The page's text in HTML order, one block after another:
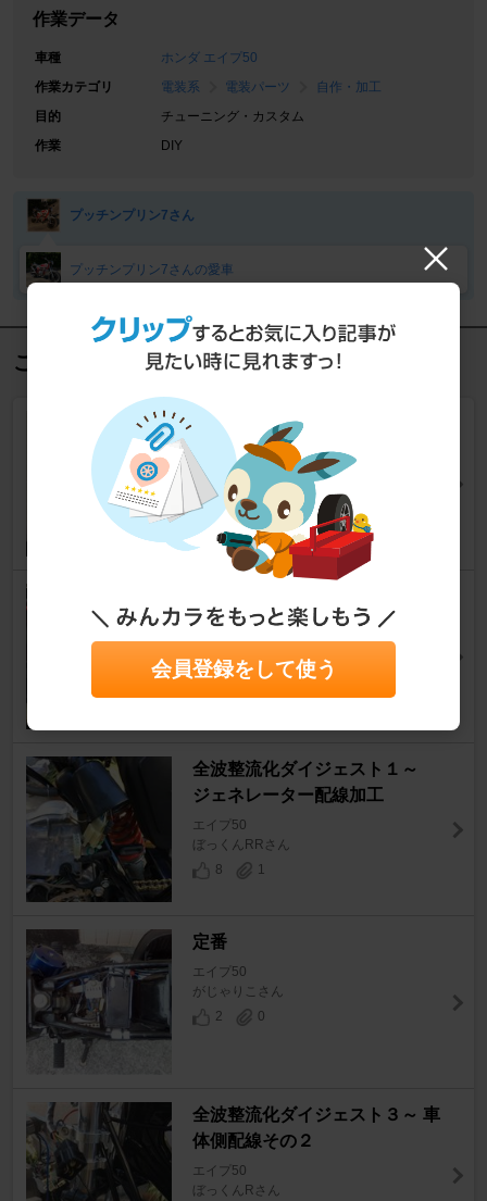
作業データ
車種
ホンダ エイプ50
作業カテゴリ
電装系 電装パーツ
自作・加工
目的
チューニング・カスタム
作業
DIY
プッチンプリン7さん
プッチンプリン7さんの愛車
この記事を見た人におすすめ
エイプロジェクト 配線処理
エイプ50
ちょい悪オッサン？さん
7
0
エイプ50
marigauxさん
10
2
全波整流化ダイジェスト１～
ジェネレーター配線加工
エイプ50
ぼっくんRRさん
8
1
定番
エイプ50
がじゃりこさん
2
0
全波整流化ダイジェスト３～ 車
体側配線その２
エイプ50
ぼっくんRさん
会員登録をして使う